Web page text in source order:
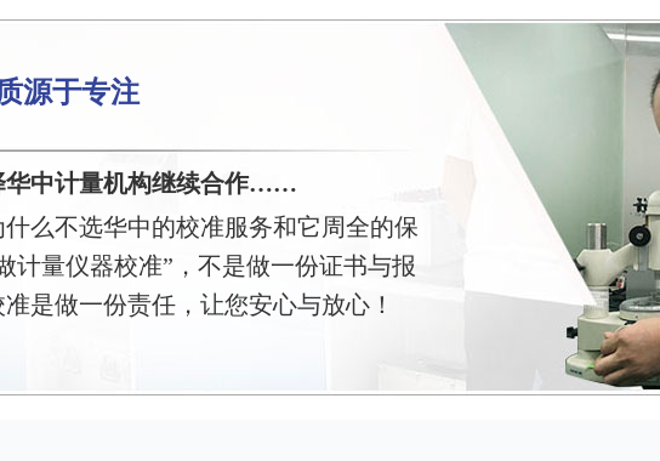
源于专注
华中计量机构继续合作……
么不选华中的校准服务和它周全的保
计量仪器校准”，不是做一份证书与报
是做一份责任，让您安心与放心！